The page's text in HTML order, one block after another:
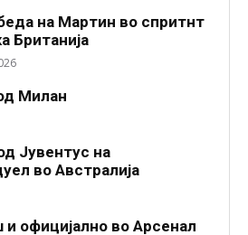
на Мартин во спритнт
Британија
Милан
Јувентус на
во Австралија
официјално во Арсенал